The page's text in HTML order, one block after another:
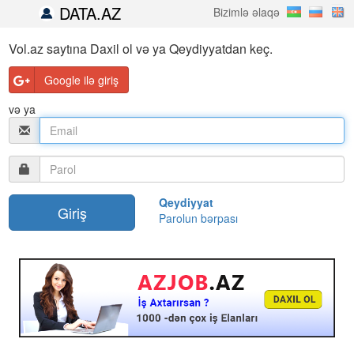
DATA.AZ Bizimlə əlaqə
Vol.az saytına Daxil ol və ya Qeydiyyatdan keç.
Google ilə giriş
və ya
Qeydiyyat
Parolun bərpası